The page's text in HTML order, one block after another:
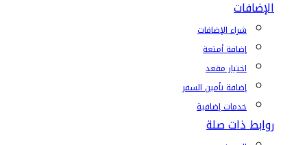
الإضافات
شراء الإضافات
إضافة أمتعة
اختيار مقعد
إضافة تأمين السفر
خدمات إضافية
روابط ذات صلة